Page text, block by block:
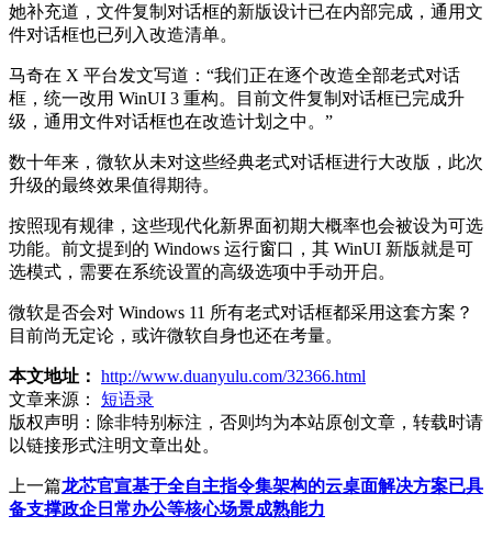
她补充道，文件复制对话框的新版设计已在内部完成，通用文
件对话框也已列入改造清单。
马奇在 X 平台发文写道：“我们正在逐个改造全部老式对话
框，统一改用 WinUI 3 重构。目前文件复制对话框已完成升
级，通用文件对话框也在改造计划之中。”
数十年来，微软从未对这些经典老式对话框进行大改版，此次
升级的最终效果值得期待。
按照现有规律，这些现代化新界面初期大概率也会被设为可选
功能。前文提到的 Windows 运行窗口，其 WinUI 新版就是可
选模式，需要在系统设置的高级选项中手动开启。
微软是否会对 Windows 11 所有老式对话框都采用这套方案？
目前尚无定论，或许微软自身也还在考量。
本文地址： http://www.duanyulu.com/32366.html
文章来源：
短语录
版权声明： 除非特别标注，否则均为本站原创文章，转载时请
以链接形式注明文章出处。
上一篇龙芯官宣基于全自主指令集架构的云桌面解决方案已具
备支撑政企日常办公等核心场景成熟能力